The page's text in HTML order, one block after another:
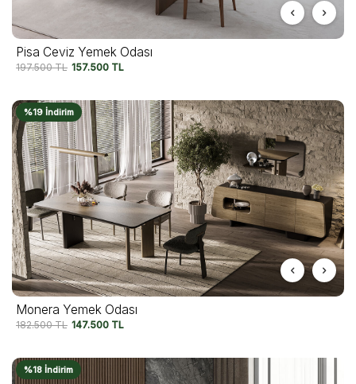
Pisa Ceviz Yemek Odası
197.500TL 157.500 TL
%19 İndirim
Monera Yemek Odası
182.500TL 147.500 TL
%18 İndirim